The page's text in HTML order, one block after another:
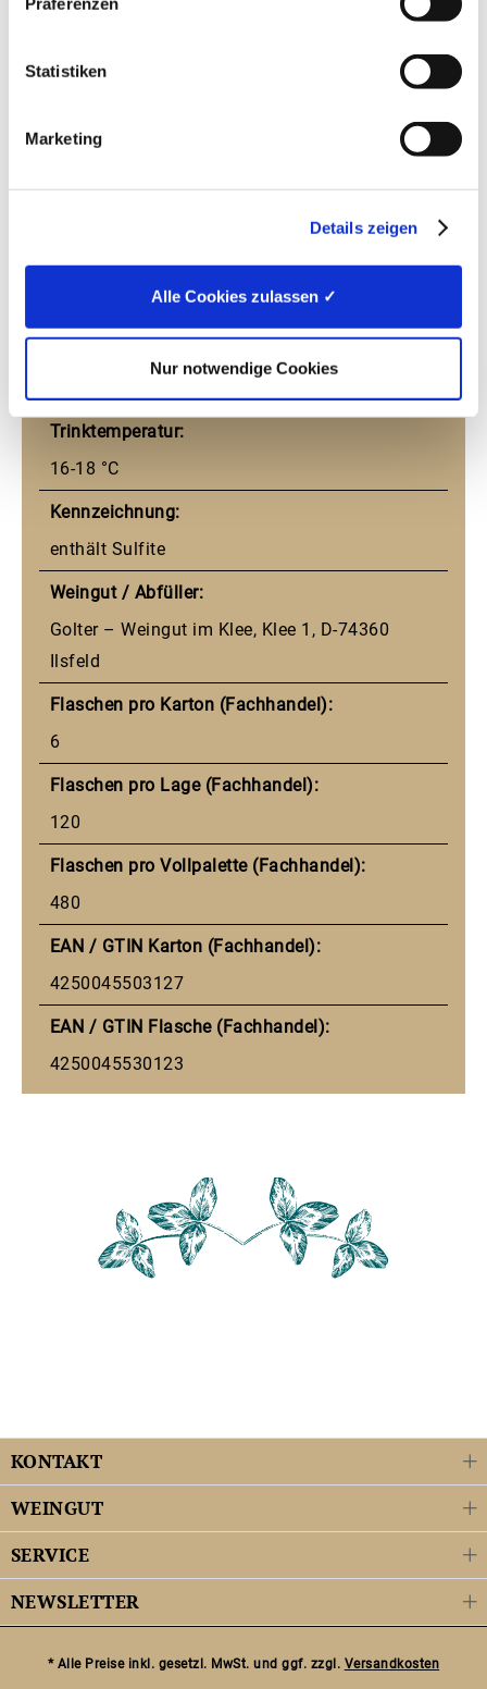
Statistiken
Marketing
Details zeigen
Alle Cookies zulassen ✓
Nur notwendige Cookies
Qualitätswein
Gutswein
Alkohol:
Restzucker:
Trinktemperatur:
16-18 °C
Kennzeichnung:
enthält Sulfite
Weingut / Abfüller:
Golter – Weingut im Klee, Klee 1, D-74360
Ilsfeld
Flaschen pro Karton (Fachhandel):
6
Flaschen pro Lage (Fachhandel):
120
Flaschen pro Vollpalette (Fachhandel):
480
EAN / GTIN Karton (Fachhandel):
4250045503127
EAN / GTIN Flasche (Fachhandel):
4250045530123
KONTAKT
WEINGUT
SERVICE
NEWSLETTER
* Alle Preise inkl. gesetzl. MwSt. und ggf. zzgl. Versandkosten